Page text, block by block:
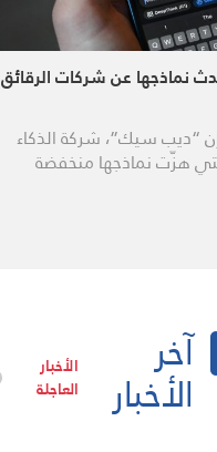
نماذجها عن شركات الرقائق
“ديب سيك”، شركة الذكاء
هزّت نماذجها ⁠منخفضة
آخر
الأخبار
الأخبار
العاجلة